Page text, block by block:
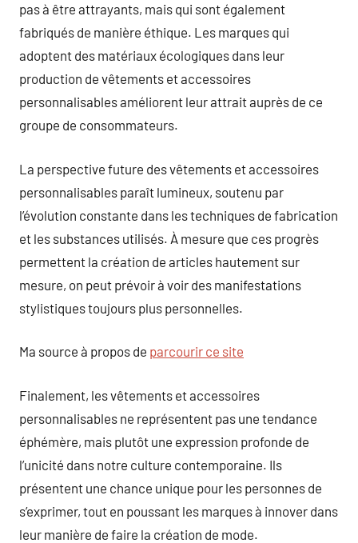
pas à être attrayants, mais qui sont également
fabriqués de manière éthique. Les marques qui
adoptent des matériaux écologiques dans leur
production de vêtements et accessoires
personnalisables améliorent leur attrait auprès de ce
groupe de consommateurs.
La perspective future des vêtements et accessoires
personnalisables paraît lumineux, soutenu par
l’évolution constante dans les techniques de fabrication
et les substances utilisés. À mesure que ces progrès
permettent la création de articles hautement sur
mesure, on peut prévoir à voir des manifestations
stylistiques toujours plus personnelles.
Ma source à propos de parcourir ce site
Finalement, les vêtements et accessoires
personnalisables ne représentent pas une tendance
éphémère, mais plutôt une expression profonde de
l’unicité dans notre culture contemporaine. Ils
présentent une chance unique pour les personnes de
s’exprimer, tout en poussant les marques à innover dans
leur manière de faire la création de mode.